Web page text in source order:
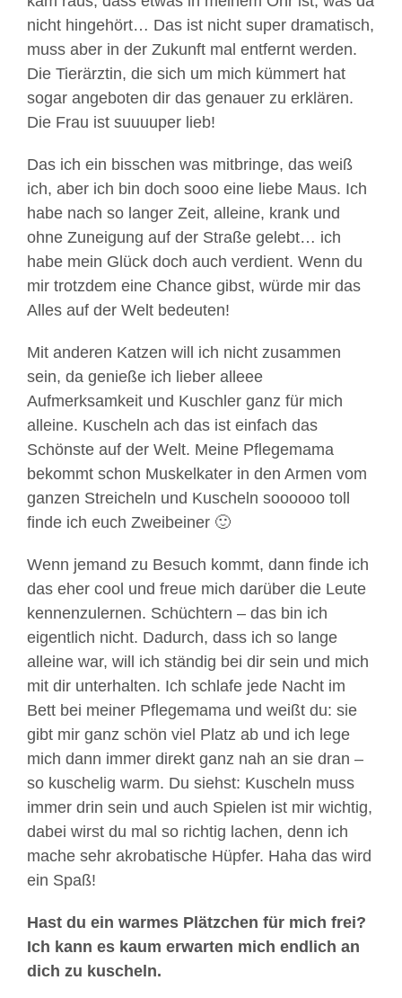
nicht hingehört… Das ist nicht super dramatisch,
muss aber in der Zukunft mal entfernt werden.
Die Tierärztin, die sich um mich kümmert hat
sogar angeboten dir das genauer zu erklären.
Die Frau ist suuuuper lieb!
Das ich ein bisschen was mitbringe, das weiß
ich, aber ich bin doch sooo eine liebe Maus. Ich
habe nach so langer Zeit, alleine, krank und
ohne Zuneigung auf der Straße gelebt… ich
habe mein Glück doch auch verdient. Wenn du
mir trotzdem eine Chance gibst, würde mir das
Alles auf der Welt bedeuten!
Mit anderen Katzen will ich nicht zusammen
sein, da genieße ich lieber alleee
Aufmerksamkeit und Kuschler ganz für mich
alleine. Kuscheln ach das ist einfach das
Schönste auf der Welt. Meine Pflegemama
bekommt schon Muskelkater in den Armen vom
ganzen Streicheln und Kuscheln soooooo toll
finde ich euch Zweibeiner 🙂
Wenn jemand zu Besuch kommt, dann finde ich
das eher cool und freue mich darüber die Leute
kennenzulernen. Schüchtern – das bin ich
eigentlich nicht. Dadurch, dass ich so lange
alleine war, will ich ständig bei dir sein und mich
mit dir unterhalten. Ich schlafe jede Nacht im
Bett bei meiner Pflegemama und weißt du: sie
gibt mir ganz schön viel Platz ab und ich lege
mich dann immer direkt ganz nah an sie dran –
so kuschelig warm. Du siehst: Kuscheln muss
immer drin sein und auch Spielen ist mir wichtig,
dabei wirst du mal so richtig lachen, denn ich
mache sehr akrobatische Hüpfer. Haha das wird
ein Spaß!
Hast du ein warmes Plätzchen für mich frei?
Ich kann es kaum erwarten mich endlich an
dich zu kuscheln.
Mit